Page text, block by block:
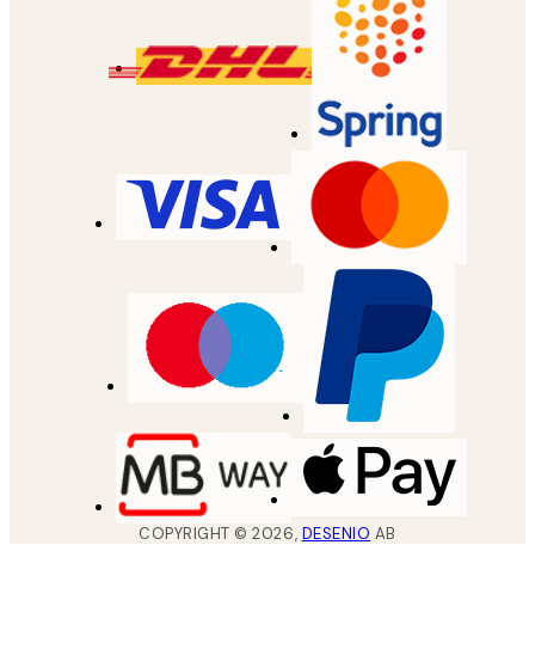
COPYRIGHT ©2026, DESENIO AB